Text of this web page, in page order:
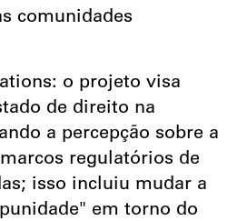
comunidades
o projeto visa
de direito na
a percepção sobre a
regulatórios de
isso incluiu mudar a
em torno do